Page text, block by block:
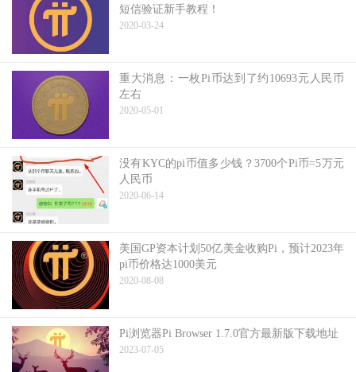
短信验证新手教程！
2020-03-24
重大消息：一枚Pi币达到了约10693元人民币
左右
2020-05-01
没有KYC的pi币值多少钱？3700个Pi币=5万元
人民币
2020-06-14
美国GP资本计划50亿美金收购Pi，预计2023年
pi币价格达1000美元
2020-08-08
Pi浏览器Pi Browser 1.7.0官方最新版下载地址
2023-07-05